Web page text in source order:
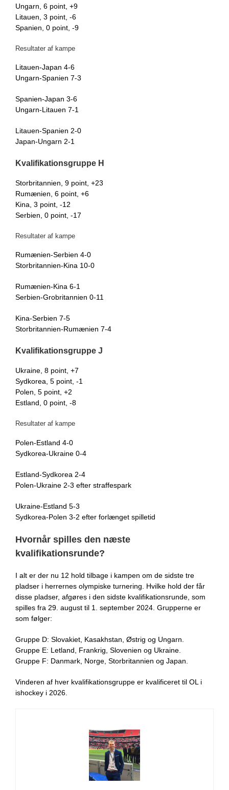
Ungarn, 6 point, +9
Litauen, 3 point, -6
Spanien, 0 point, -9
Resultater af kampe
Litauen-Japan 4-6
Ungarn-Spanien 7-3
Spanien-Japan 3-6
Ungarn-Litauen 7-1
Litauen-Spanien 2-0
Japan-Ungarn 2-1
Kvalifikationsgruppe H
Storbritannien, 9 point, +23
Rumænien, 6 point, +6
Kina, 3 point, -12
Serbien, 0 point, -17
Resultater af kampe
Rumænien-Serbien 4-0
Storbritannien-Kina 10-0
Rumænien-Kina 6-1
Serbien-Grobritannien 0-11
Kina-Serbien 7-5
Storbritannien-Rumænien 7-4
Kvalifikationsgruppe J
Ukraine, 8 point, +7
Sydkorea, 5 point, -1
Polen, 5 point, +2
Estland, 0 point, -8
Resultater af kampe
Polen-Estland 4-0
Sydkorea-Ukraine 0-4
Estland-Sydkorea 2-4
Polen-Ukraine 2-3 efter straffespark
Ukraine-Estland 5-3
Sydkorea-Polen 3-2 efter forlænget spilletid
Hvornår spilles den næste
kvalifikationsrunde?
I alt er der nu 12 hold tilbage i kampen om de sidste tre
pladser i herrernes olympiske turnering. Hvilke hold der får
disse pladser, afgøres i den sidste kvalifikationsrunde, som
spilles fra 29. august til 1. september 2024. Grupperne er
som følger:
Gruppe D: Slovakiet, Kasakhstan, Østrig og Ungarn.
Gruppe E: Letland, Frankrig, Slovenien og Ukraine.
Gruppe F: Danmark, Norge, Storbritannien og Japan.
Vinderen af hver kvalifikationsgruppe er kvalificeret til OL i
ishockey i 2026.